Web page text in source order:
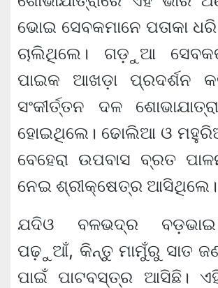
ଭୋଇ ସେବକମାନେ ପତାକା
ଚାଲିଥିଲେ। ଗଡ଼ୁଆ
ପାଇକ ଆଖଡ଼ା ପ୍ରଦର୍ଶନ
ସଂକୀର୍ତ୍ତନ ଦଳ
ହୋଇଥିଲେ। ଢୋଲିଆ ଓ
ବେହେରା ଉପବାସ ବ୍ରତ
ନେଇ ଶ୍ରୀକ୍ଷେତ୍ର ଆସିଥିଲେ।
ଯଦିଓ ବଳଭଦ୍ର ବଡ଼ଭାଇ
ପଢ଼ୁଆଁ, କିନ୍ତୁ ମାମୁଁରୁ ସାତ
ପାଇଁ ପାଟବସ୍ତ୍ର ‌ଆସିଛି।